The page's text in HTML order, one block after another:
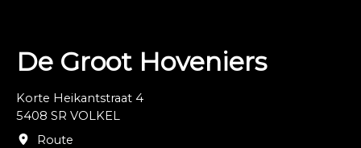
De Groot Hoveniers
Korte Heikantstraat 4
5408 SR VOLKEL
Route